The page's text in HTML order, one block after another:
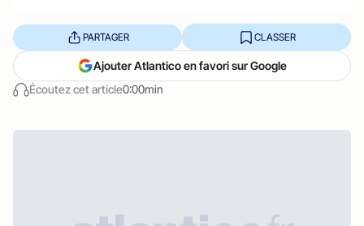
Écoutez cet article0:00min
PARTAGER CLASSER
Ajouter Atlantico en favori sur Google